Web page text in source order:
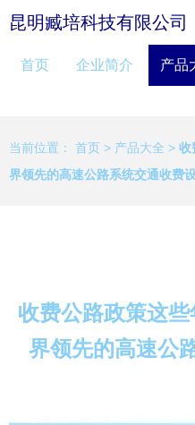
昆明臧培科技有限公司
首页 企业简介 产品
当前位置： 首页 > 产品大全 > 收
界领先的高速公路系统交通收费
收费公路政策这
界领先的高速公